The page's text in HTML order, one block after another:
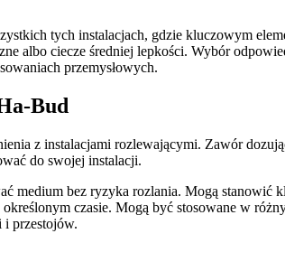
tych instalacjach, gdzie kluczowym
albo ciecze średniej lepkości. Wybór
przemysłowych.
Bud
z instalacjami rozlewającymi. Zawór
do swojej instalacji.
medium bez ryzyka rozlania. Mogą stanowić
czasie. Mogą być stosowane w
przestojów.